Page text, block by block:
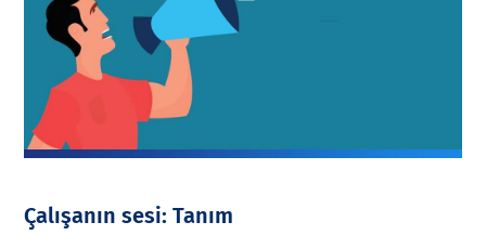
Çalışanın sesi: Tanım